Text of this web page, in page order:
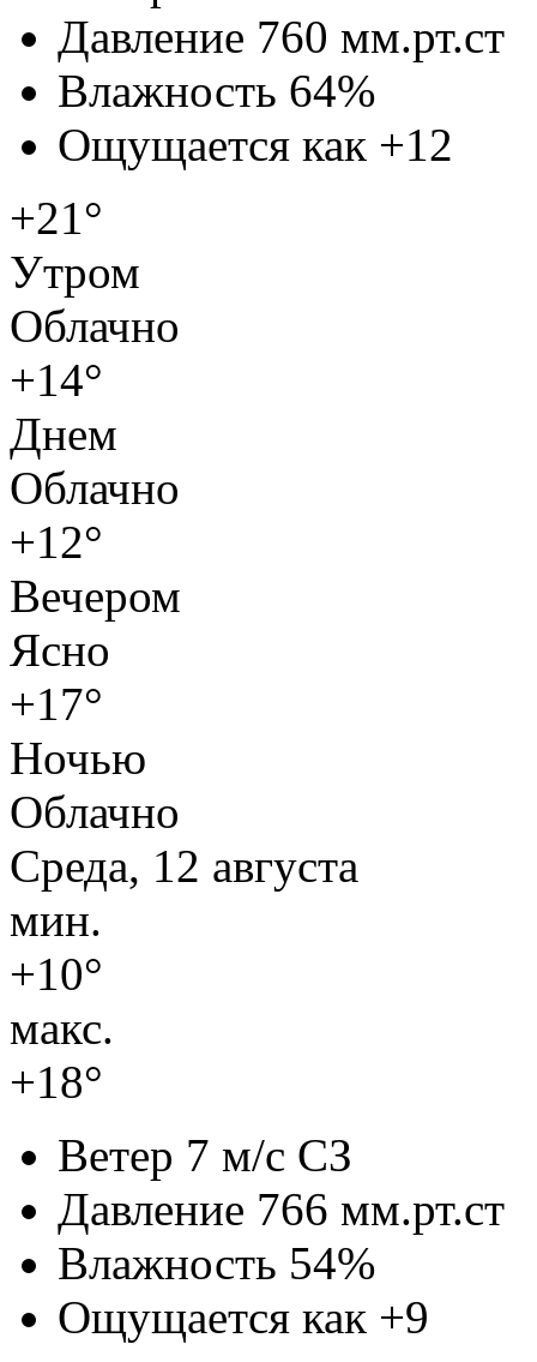
Давление 760 мм.рт.ст
Влажность 64%
Ощущается как +12
+21°
Утром
Облачно
+14°
Днем
Облачно
+12°
Вечером
Ясно
+17°
Ночью
Облачно
Среда, 12 августа
мин.
+10°
макс.
+18°
Ветер 7 м/с СЗ
Давление 766 мм.рт.ст
Влажность 54%
Ощущается как +9